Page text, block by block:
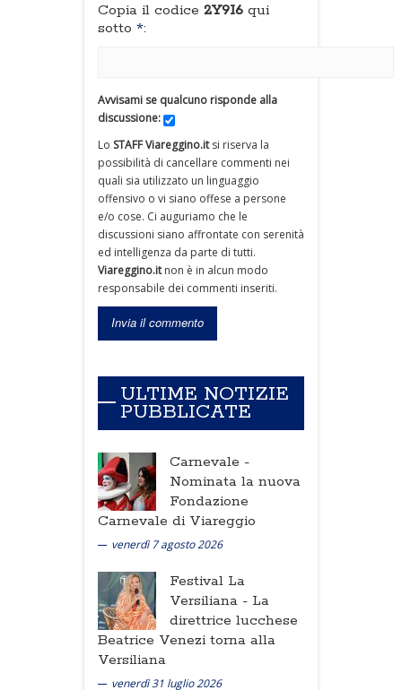
Copia il codice 2Y9I6 qui
sotto *:
Avvisami se qualcuno risponde alla
discussione:
Lo STAFF Viareggino.itsi riserva la
possibilità di cancellare commenti nei
quali sia utilizzato un linguaggio
offensivo o vi siano offese a persone
e/o cose. Ci auguriamo che le
discussioni siano affrontate con serenità
ed intelligenza da parte di tutti.
Viareggino.itnon è in alcun modo
responsabile dei commenti inseriti.
ULTIME NOTIZIE
PUBBLICATE
Carnevale -
Nominata la nuova
Fondazione
Carnevale di Viareggio
venerdì 7 agosto 2026
Festival La
Versiliana - La
direttrice lucchese
Beatrice Venezi torna alla
Versiliana
venerdì 31 luglio 2026